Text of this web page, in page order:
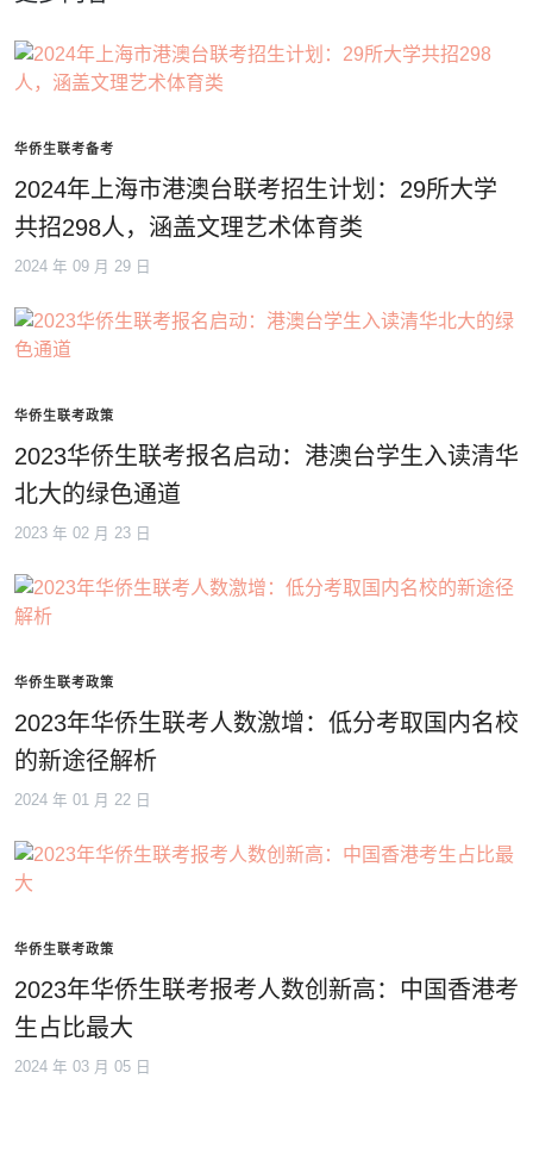
华侨生联考备考
2024年上海市港澳台联考招生计划：29所大学
共招298人，涵盖文理艺术体育类
2024 年 09 月 29 日
华侨生联考政策
2023华侨生联考报名启动：港澳台学生入读清华
北大的绿色通道
2023 年 02 月 23 日
华侨生联考政策
2023年华侨生联考人数激增：低分考取国内名校
的新途径解析
2024 年 01 月 22 日
华侨生联考政策
2023年华侨生联考报考人数创新高：中国香港考
生占比最大
2024 年 03 月 05 日